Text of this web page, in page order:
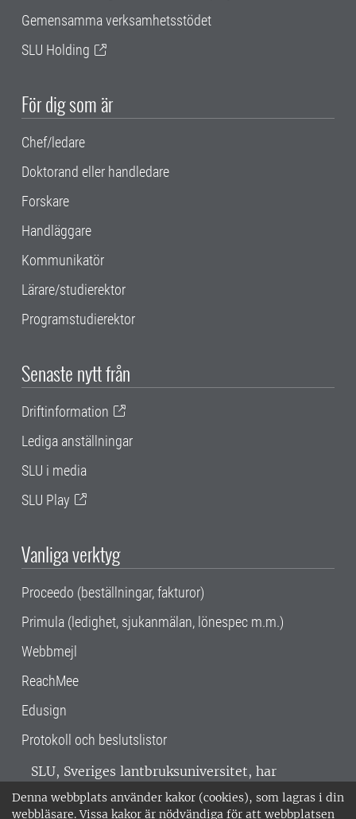
Denna webbplats använder kakor (cookies), som lagras i din
webbläsare. Vissa kakor är nödvändiga för att webbplatsen
Gemensamma verksamhetsstödet
SLU Holding
För dig som är
Chef/ledare
Doktorand eller handledare
Forskare
Handläggare
Kommunikatör
Lärare/studierektor
Programstudierektor
Senaste nytt från
Driftinformation
Lediga anställningar
SLU i media
SLU Play
Vanliga verktyg
Proceedo (beställningar, fakturor)
Primula (ledighet, sjukanmälan, lönespec m.m.)
Webbmejl
ReachMee
Edusign
Protokoll och beslutslistor
SLU, Sveriges lantbruksuniversitet, har
verksamhet över hela Sverige. Huvudorter är
Alnarp, Uppsala och Umeå.SLU är